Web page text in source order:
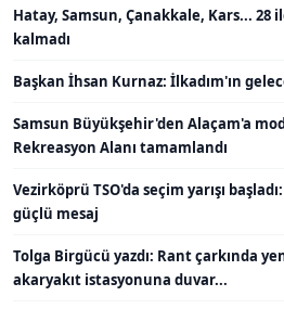
Hatay, Samsun, Çanakkale, Kars... 28
kalmadı
Başkan İhsan Kurnaz: İlkadım'ın
Samsun Büyükşehir'den Alaçam'a
Rekreasyon Alanı tamamlandı
Vezirköprü TSO'da seçim yarışı
güçlü mesaj
Tolga Birgücü yazdı: Rant çarkında
akaryakıt istasyonuna duvar...